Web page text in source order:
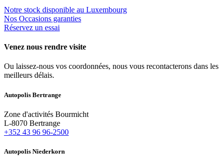
Notre stock disponible au Luxembourg
Nos Occasions garanties
Réservez un essai
Venez nous rendre visite
Ou laissez-nous vos coordonnées, nous vous recontacterons dans les
meilleurs délais.
Autopolis Bertrange
Zone d'activités Bourmicht
L-8070 Bertrange
+352 43 96 96-2500
Autopolis Niederkorn